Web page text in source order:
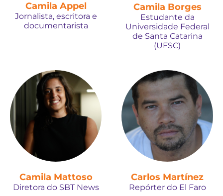
Camila Appel
Jornalista, escritora e
documentarista
Camila Borges
Estudante da
Universidade Federal
de Santa Catarina
(UFSC)
Camila Mattoso
Diretora do SBT News
Carlos Martínez
Repórter do El Faro